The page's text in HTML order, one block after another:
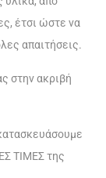
έτσι ώστε να
απαιτήσεις.
στην ακριβή
ΤΙΜΕΣ της